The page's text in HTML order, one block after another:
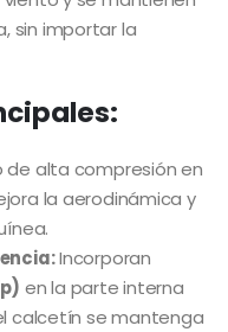
sin importar la
de alta compresión en
la aerodinámica y
Incorporan
en la parte interna
calcetín se mantenga